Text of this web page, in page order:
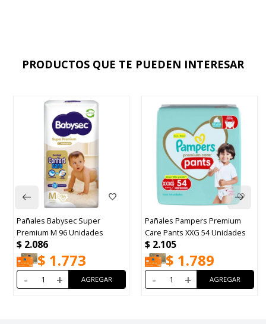
PRODUCTOS QUE TE PUEDEN INTERESAR
Babysec Super
M 96 Unidades
1.773
Pañales Pampers Premium
Care Pants XXG 54 Unidades
1.789
-
Pañales
XXXG 92
-